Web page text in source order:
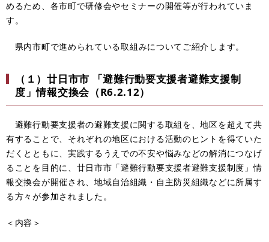
めるため、各市町で研修会やセミナーの開催等が行われていま
す。
県内市町で進められている取組みについてご紹介します。
（１）廿日市市 「避難行動要支援者避難支援制
度」情報交換会（R6.2.12）
避難行動要支援者の避難支援に関する取組を、地区を超えて共
有することで、それぞれの地区における活動のヒントを得ていた
だくとともに、実践するうえでの不安や悩みなどの解消につなげ
ることを目的に、廿日市市「避難行動要支援者避難支援制度」情
報交換会が開催され、地域自治組織・自主防災組織などに所属す
る方々が参加されました。
＜内容＞